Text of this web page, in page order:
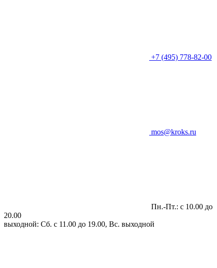
+7 (495) 778-82-00
mos@kroks.ru
Пн.-Пт.: с 10.00 до
20.00
выходной: Сб. с 11.00 до 19.00, Вс. выходной